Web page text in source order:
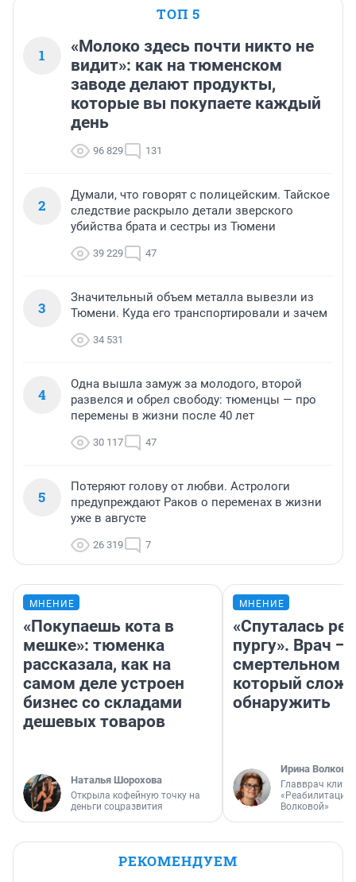
ТОП 5
1
«Молоко здесь почти никто не
видит»: как на тюменском
заводе делают продукты,
которые вы покупаете каждый
день
96 829 131
2
Думали, что говорят с полицейским. Тайское
следствие раскрыло детали зверского
убийства брата и сестры из Тюмени
39 229 47
3
Значительный объем металла вывезли из
Тюмени. Куда его транспортировали и зачем
34 531
4
Одна вышла замуж за молодого, второй
развелся и обрел свободу: тюменцы — про
перемены в жизни после 40 лет
30 117 47
5
Потеряют голову от любви. Астрологи
предупреждают Раков о переменах в жизни
уже в августе
26 319 7
МНЕНИЕ
«Покупаешь кота в
мешке»: тюменка
рассказала, как на
самом деле устроен
бизнес со складами
дешевых товаров
Наталья Шорохова
Открыла кофейную точку на
деньги соцразвития
МНЕНИЕ
«Спуталась
пургу». Врач —
смертельном
который
обнаружить
Ирина Волкова
Главврач
«Реабилитация
Волковой»
РЕКОМЕНДУЕМ